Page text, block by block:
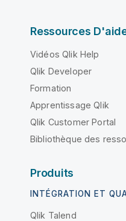
Ressources
Vidéos Qlik Help
Qlik Developer
Formation
Apprentissage Qlik
Qlik Customer Portal
Bibliothèque des
Produits
INTÉGRATION ET
Qlik Talend